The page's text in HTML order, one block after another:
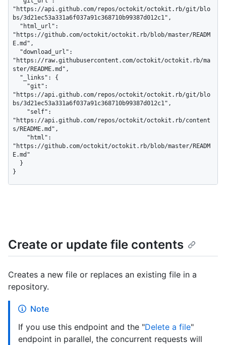
"https://api.github.com/repos/octokit/octokit.rb/git/blo
bs/3d21ec53a331a6f037a91c368710b99387d012c1",
"https://github.com/octokit/octokit.rb/blob/master/READM
E.md",
"https://raw.githubusercontent.com/octokit/octokit.rb/ma
ster/README.md",
"https://api.github.com/repos/octokit/octokit.rb/git/blo
bs/3d21ec53a331a6f037a91c368710b99387d012c1",
"https://api.github.com/repos/octokit/octokit.rb/content
s/README.md",
"https://github.com/octokit/octokit.rb/blob/master/READM
E.md"
}
Create or update file contents
Creates a new file or replaces an existing file in a
repository.
Note
If you use this endpoint and the "Delete a file"
endpoint in parallel, the concurrent requests will